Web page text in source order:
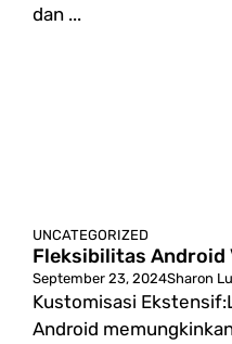
dan ...
UNCATEGORIZED
Fleksibilitas Android
September 23, 2024Sharon
Kustomisasi
Android